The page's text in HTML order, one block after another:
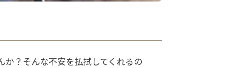
？そんな不安を払拭してくれるの